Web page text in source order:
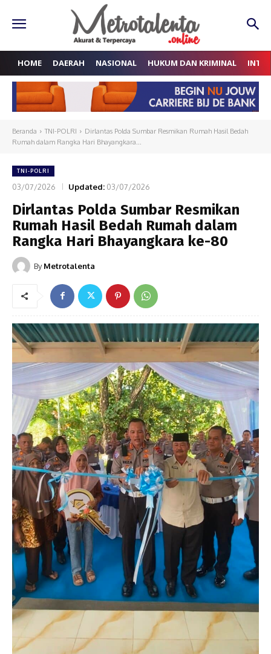
HOME DAERAH NASIONAL HUKUM DAN KRIMINAL
Beranda TNI-POLRI
Dirlantas Polda Sumbar Resmikan Rumah Hasil Bedah
Rumah dalam Rangka Hari Bhayangkara...
TNI-POLRI
03/07/2026 Updated: 03/07/2026
Dirlantas Polda Sumbar Resmikan
Rumah Hasil Bedah Rumah dalam
Rangka Hari Bhayangkara ke-80
By Metrotalenta